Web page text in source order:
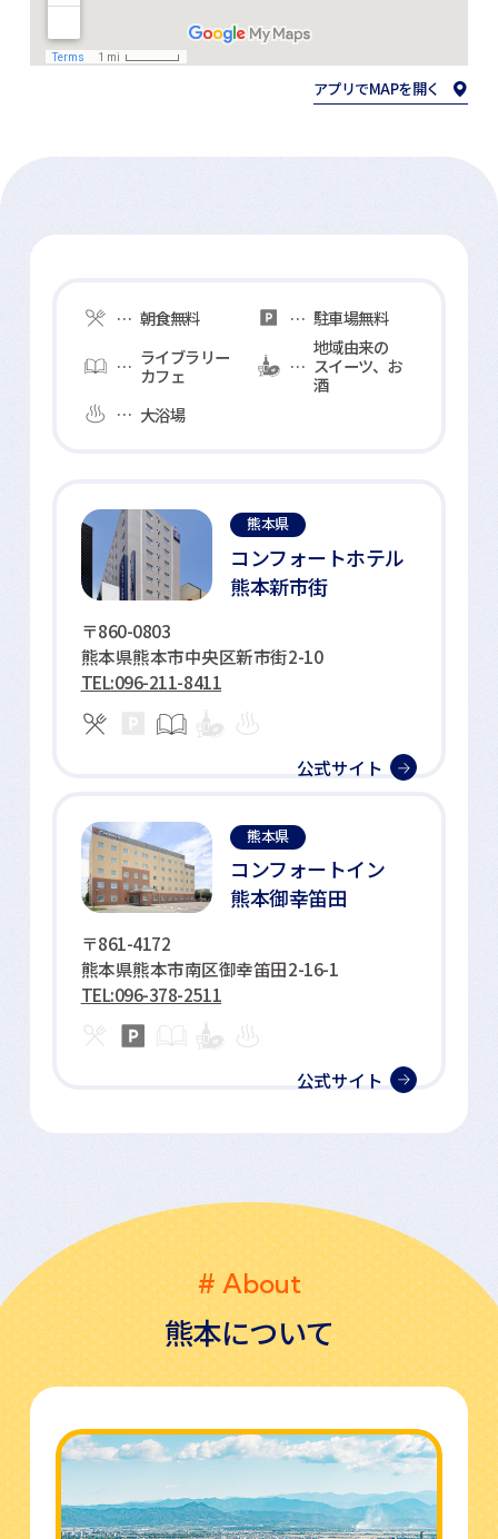
アプリでMAPを開く
朝食無料
駐車場無料
ライブラリー
カフェ
地域由来の
スイーツ、お
酒
大浴場
熊本県
コンフォートホテル
熊本新市街
〒860-0803
熊本県熊本市中央区新市街2-10
TEL:096-211-8411
公式サイト
熊本県
コンフォートイン
熊本御幸笛田
〒861-4172
熊本県熊本市南区御幸笛田2-16-1
TEL:096-378-2511
公式サイト
熊本について
# About